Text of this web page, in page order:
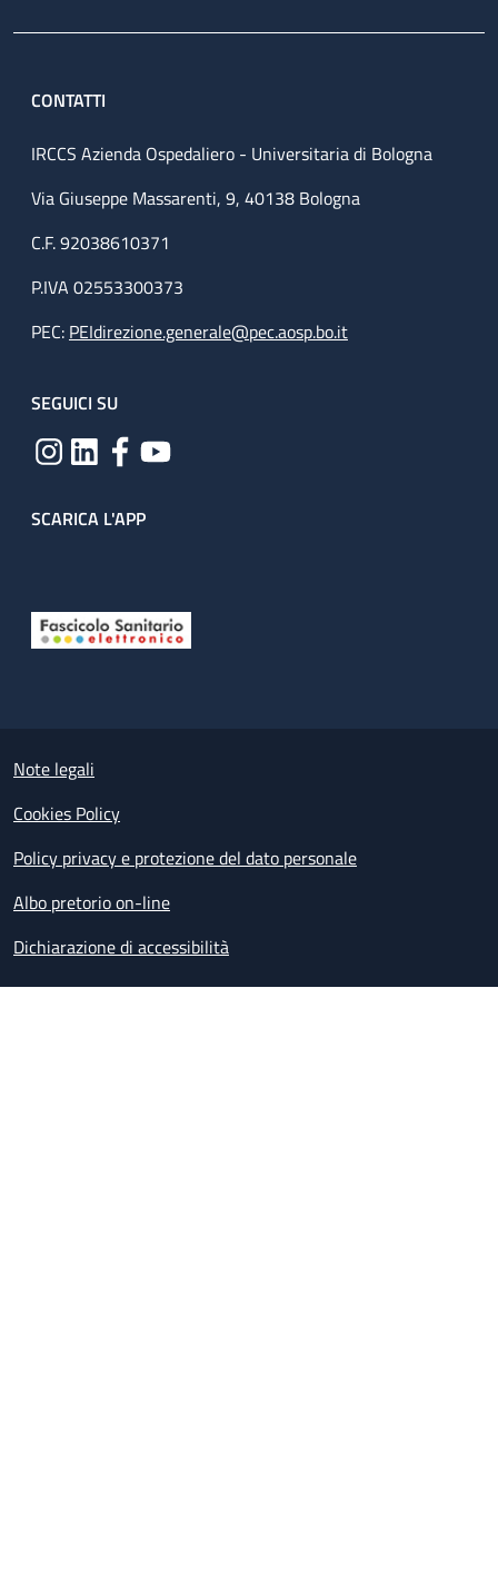
CONTATTI
IRCCS Azienda Ospedaliero - Universitaria di Bologna
Via Giuseppe Massarenti, 9, 40138 Bologna
C.F. 92038610371
P.IVA 02553300373
PEC: PEIdirezione.generale@pec.aosp.bo.it
SEGUICI SU
SCARICA L'APP
Small prints
Note legali
Cookies Policy
Policy privacy e protezione del dato personale
Albo pretorio on-line
Dichiarazione di accessibilità